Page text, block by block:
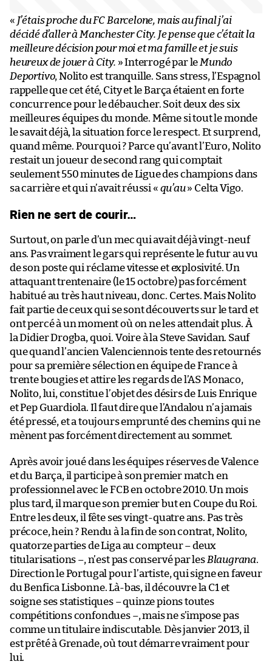
« J’étais proche du FC Barcelone, mais au final j’ai
décidé d’aller à Manchester City. Je pense que c’était la
meilleure décision pour moi et ma famille et je suis
heureux de jouer à City. » Interrogé par le Mundo
Deportivo, Nolito est tranquille. Sans stress, l’Espagnol
rappelle que cet été, City et le Barça étaient en forte
concurrence pour le débaucher. Soit deux des six
meilleures équipes du monde. Même si tout le monde
le savait déjà, la situation force le respect. Et surprend,
quand même. Pourquoi ? Parce qu’avant l’Euro, Nolito
restait un joueur de second rang qui comptait
seulement 550 minutes de Ligue des champions dans
sa carrière et qui n’avait réussi « qu’au» Celta Vigo.
Rien ne sert de courir…
Surtout, on parle d’un mec qui avait déjà vingt-neuf
ans. Pas vraiment le gars qui représente le futur au vu
de son poste qui réclame vitesse et explosivité. Un
attaquant trentenaire (le 15 octobre) pas forcément
habitué au très haut niveau, donc. Certes. Mais Nolito
fait partie de ceux qui se sont découverts sur le tard et
ont percé à un moment où on ne les attendait plus. À
la Didier Drogba, quoi. Voire à la Steve Savidan. Sauf
que quand l’ancien Valenciennois tente des retournés
pour sa première sélection en équipe de France à
trente bougies et attire les regards de l’AS Monaco,
Nolito, lui, constitue l’objet des désirs de Luis Enrique
et Pep Guardiola. Il faut dire que l’Andalou n’a jamais
été pressé, et a toujours emprunté des chemins qui ne
mènent pas forcément directement au sommet.
Après avoir joué dans les équipes réserves de Valence
et du Barça, il participe à son premier match en
professionnel avec le FCB en octobre 2010. Un mois
plus tard, il marque son premier but en Coupe du Roi.
Entre les deux, il fête ses vingt-quatre ans. Pas très
précoce, hein ? Rendu à la fin de son contrat, Nolito,
quatorze parties de Liga au compteur – deux
titularisations –, n’est pas conservé par les Blaugrana.
Direction le Portugal pour l’artiste, qui signe en faveur
du Benfica Lisbonne. Là-bas, il découvre la C1 et
soigne ses statistiques – quinze pions toutes
compétitions confondues –, mais ne s’impose pas
comme un titulaire indiscutable. Dès janvier 2013, il
est prêté à Grenade, où tout démarre vraiment pour
lui.